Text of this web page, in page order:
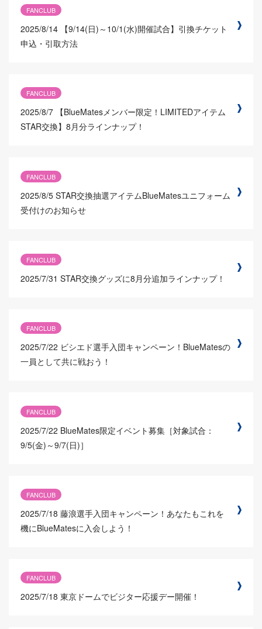
FANCLUB
2025/8/14 【9/14(日)～10/1(水)開催試合】引換チケット
申込・引取方法
FANCLUB
2025/8/7 【BlueMatesメンバー限定！LIMITEDアイテム
STAR交換】8月分ラインナップ！
FANCLUB
2025/8/5 STAR交換抽選アイテムBlueMatesユニフォーム
受付けのお知らせ
FANCLUB
2025/7/31 STAR交換グッズに8月分追加ラインナップ！
FANCLUB
2025/7/22 ビシエド選手入団キャンペーン！BlueMatesの
一員として共に戦おう！
FANCLUB
2025/7/22 BlueMates限定イベント募集［対象試合：
9/5(金)～9/7(日)］
FANCLUB
2025/7/18 藤浪選手入団キャンペーン！あなたもこれを
機にBlueMatesに入会しよう！
FANCLUB
2025/7/18 東京ドームでビジター応援デー開催！